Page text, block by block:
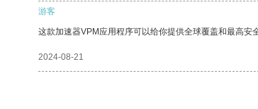
游客
这款加速器VPM应用程序可以给你提供全球覆盖和最高安
2024-08-21